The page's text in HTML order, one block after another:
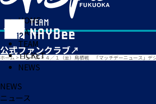
HOME
MATCH
TEAM
TICKET
NEWS
ホーム > ニュース> ４／１（金）鳥栖戦 「マッチデーニュース」デ
NEWS
ニュース